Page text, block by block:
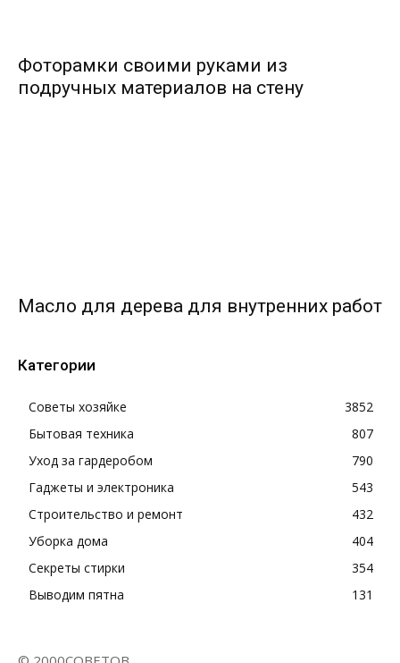
Фоторамки своими руками из
подручных материалов на стену
Масло для дерева для внутренних работ
Категории
Советы хозяйке
3852
Бытовая техника
807
Уход за гардеробом
790
Гаджеты и электроника
543
Строительство и ремонт
432
Уборка дома
404
Секреты стирки
354
Выводим пятна
131